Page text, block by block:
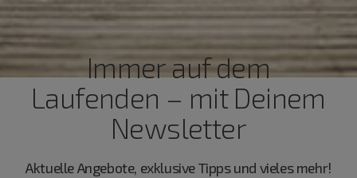
Immer auf dem
Laufenden – mit Deinem
Newsletter
Aktuelle Angebote, exklusive Tipps und vieles mehr!